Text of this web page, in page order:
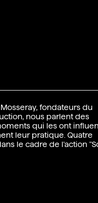
fondateurs du
nous parlent des
qui les ont
leur pratique. Quatre
le cadre de l'action